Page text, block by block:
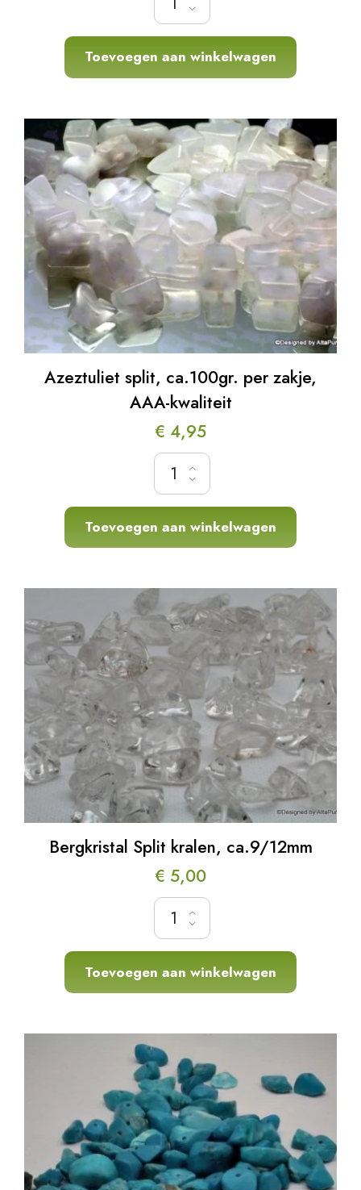
Toevoegen aan winkelwagen
Azeztuliet split, ca.100gr. per zakje,
AAA-kwaliteit
€ 4,95
Azeztuliet split, ca.100gr. per zakje, AAA-
Toevoegen aan winkelwagen
Bergkristal Split kralen, ca.9/12mm
€ 5,00
Bergkristal Split kralen, ca.9/12mm
Toevoegen aan winkelwagen